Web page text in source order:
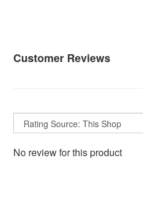
Customer Reviews
No review for this product